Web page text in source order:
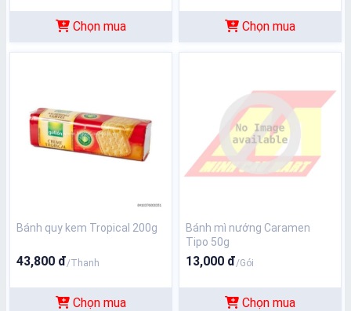
Chọn mua Chọn mua
Bánh quy kem Tropical 200g
43,800 đ/Thanh
Chọn mua
Bánh mì nướng Caramen
Tipo 50g
13,000 đ/Gói
Chọn mua